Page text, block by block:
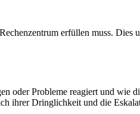
erfüllen muss. Dies
oder Probleme reagiert und wie
ihrer Dringlichkeit und die